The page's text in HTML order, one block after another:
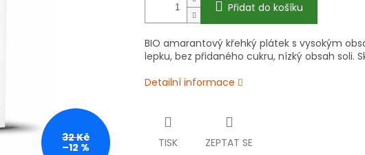
32 Kč
–12 %
Přidat do košíku
BIO amarantový křehký plátek s vysokým
lepku, bez přidaného cukru, nízký obsah soli.
Detailní informace
TISK ZEPTAT SE